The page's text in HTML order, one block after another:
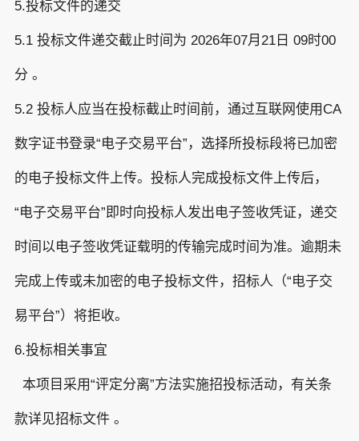
5.投标文件的递交
5.1 投标文件递交截止时间为 2026年07月21日 09时00
分 。
5.2 投标人应当在投标截止时间前，通过互联网使用CA
数字证书登录“电子交易平台”，选择所投标段将已加密
的电子投标文件上传。投标人完成投标文件上传后，
“电子交易平台”即时向投标人发出电子签收凭证，递交
时间以电子签收凭证载明的传输完成时间为准。逾期未
完成上传或未加密的电子投标文件，招标人（“电子交
易平台”）将拒收。
6.投标相关事宜
本项目采用“评定分离”方法实施招投标活动，有关条
款详见招标文件 。